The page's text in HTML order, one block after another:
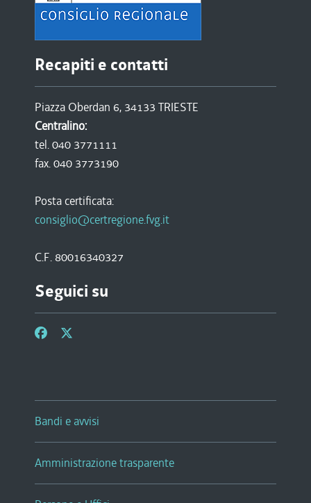
Recapiti e contatti
Piazza Oberdan 6, 34133 TRIESTE
Centralino:
tel. 040 3771111
fax. 040 3773190
Posta certificata:
consiglio@certregione.fvg.it
C.F. 80016340327
Seguici su
Bandi e avvisi
Amministrazione trasparente